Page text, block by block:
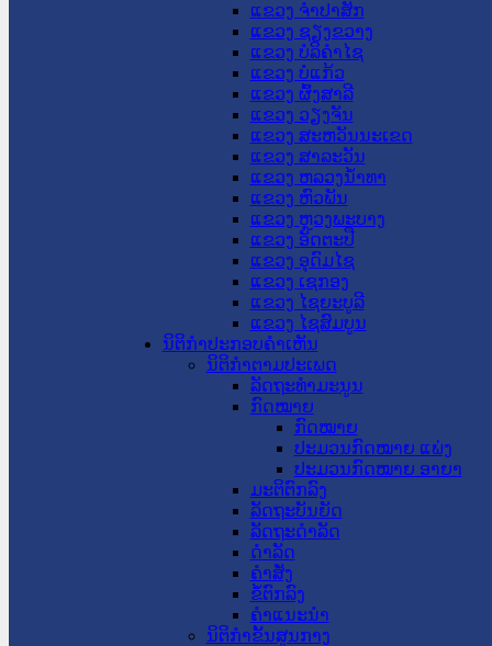
ແຂວງ ຈໍາປາສັກ
ແຂວງ ຊຽງຂວາງ
ແຂວງ ບໍລິຄໍາໄຊ
ແຂວງ ບໍ່ແກ້ວ
ແຂວງ ຜົ້ງສາລີ
ແຂວງ ວຽງຈັນ
ແຂວງ ສະຫວັນນະເຂດ
ແຂວງ ສາລະວັນ
ແຂວງ ຫລວງນໍ້າທາ
ແຂວງ ຫົວພັນ
ແຂວງ ຫຼວງພະບາງ
ແຂວງ ອັດຕະປື
ແຂວງ ອຸດົມໄຊ
ແຂວງ ເຊກອງ
ແຂວງ ໄຊຍະບູລີ
ແຂວງ ໄຊສົມບູນ
ນິຕິກໍາປະກອບຄໍາເຫັນ
ນິຕິກໍາຕາມປະເພດ
ລັດຖະທໍາມະນູນ
ກົດໝາຍ
ກົດໝາຍ
ປະມວນກົດໝາຍ ແພ່ງ
ປະມວນກົດໝາຍ ອາຍາ
ມະຕິຕົກລົງ
ລັດຖະບັນຍັດ
ລັດຖະດໍາລັດ
ດໍາລັດ
ຄໍາສັ່ງ
ຂໍ້ຕົກລົງ
ຄໍາແນະນໍາ
ນິຕິກຳຂັ້ນສູນກາງ